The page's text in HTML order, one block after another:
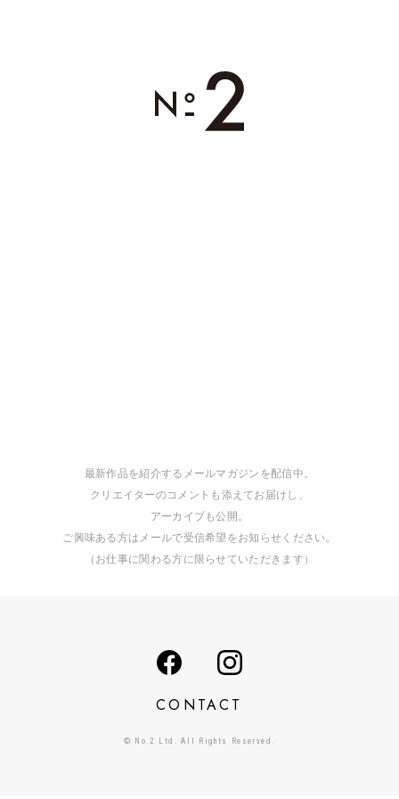
最新作品を紹介するメールマガジンを配信中。
クリエイターのコメントも添えてお届けし、
アーカイブも公開。
ご興味ある方はメールで受信希望をお知らせください。
（お仕事に関わる方に限らせていただきます）
CONTACT
© No.2 Ltd. All Rights Reserved.